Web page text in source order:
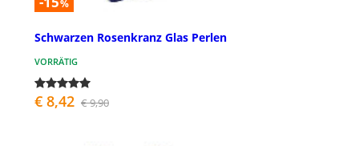
%
Schwarzen Rosenkranz Glas Perlen
VORRÄTIG
€ 8,42 € 9,90